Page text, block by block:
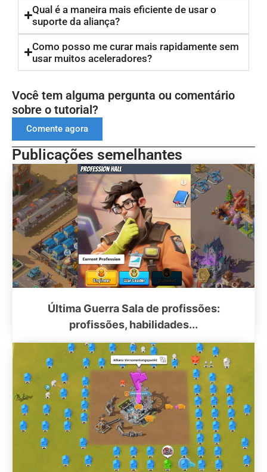
Qual é a maneira mais eficiente de usar o
suporte da aliança?
Como posso me curar mais rapidamente sem
usar muitos aceleradores?
Você tem alguma pergunta ou comentário
sobre o tutorial?
Comente agora
Publicações semelhantes
Última Guerra Sala de profissões:
profissões, habilidades...